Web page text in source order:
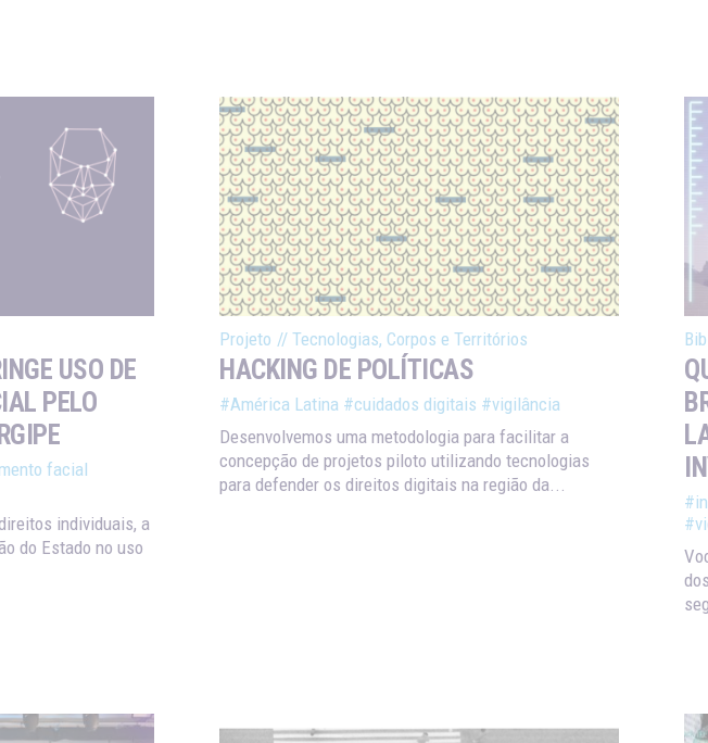
USO DE
PELO
facial
individuais, a
do Estado no uso
Projeto // Tecnologias, Corpos e Territórios
HACKING DE POLÍTICAS
#América Latina #cuidados digitais #vigilância
Desenvolvemos uma metodologia para facilitar a
concepção de projetos piloto utilizando tecnologias
para defender os direitos digitais na região da...